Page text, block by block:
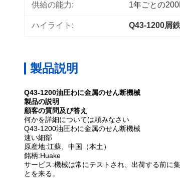
供給の能力: 1年ごとの
ハイライト: Q43-1200屑
製品説明
Q43-1200油圧わに金属のせん断機械
製品の説明
顧客の質問及び答え
何かを詳細については頼みなさい
Q43-1200油圧わに金属のせん断機械
速い細部
原産地:江蘇、中国（本土）
銘柄:Huake
サービス:機械は常にテストされ、出荷する前に
とを来る。